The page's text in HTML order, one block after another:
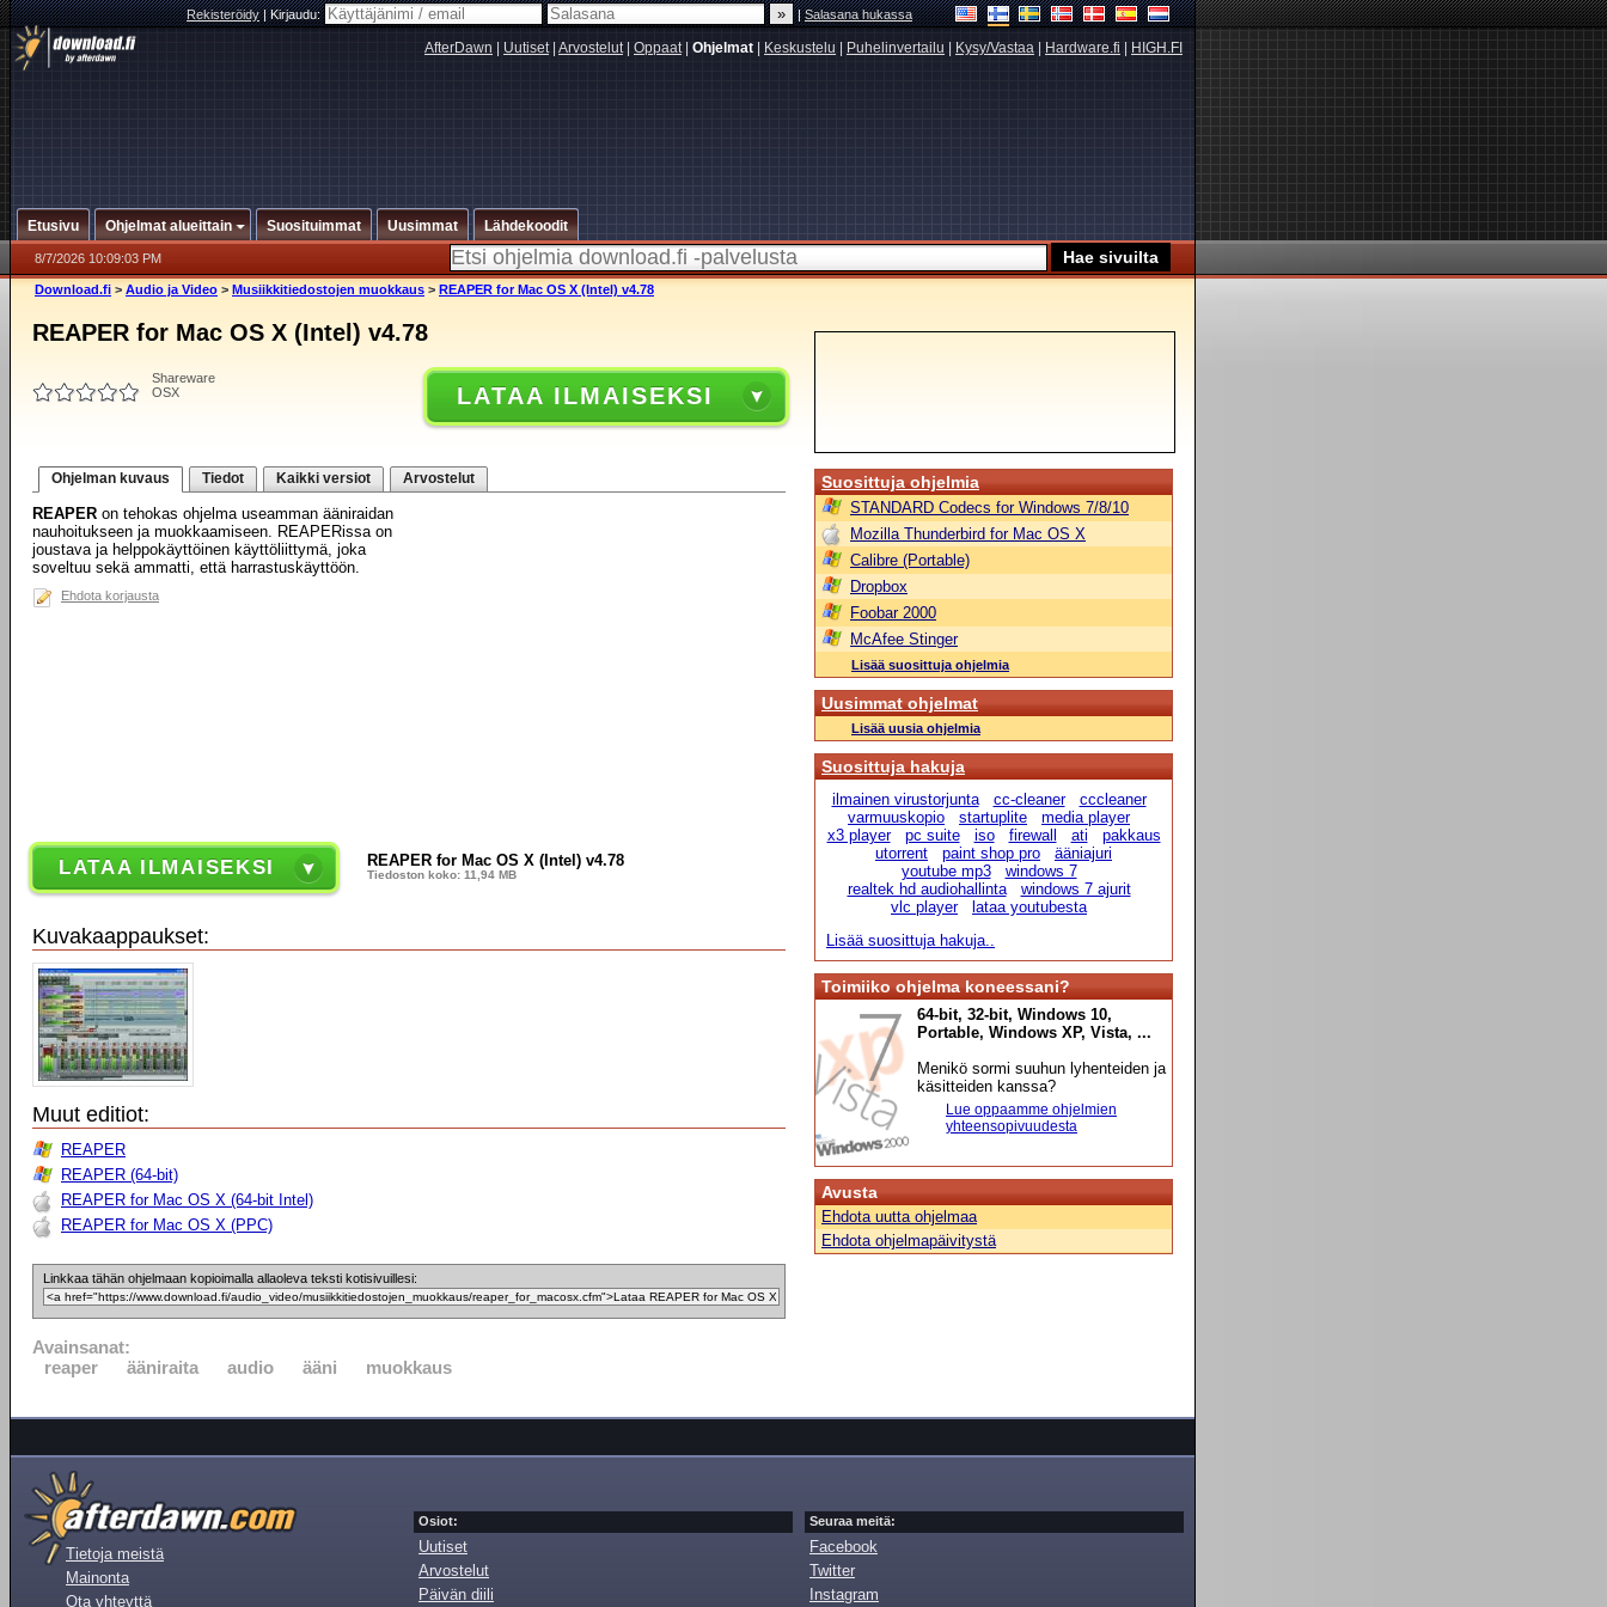
Rekisteröidy|Kirjaudu: |Salasana hukassa
AfterDawn Uutiset| Arvostelut| Oppaat| Ohjelmat Keskustelu Puhelinvertailu Kysy/Vastaa Hardware.fi HIGH.FI
Etusivu Ohjelmat alueittain Suosituimmat Uusimmat Lähdekoodit
8/7/2026 10:09:03 PM
Download.fi > Audio ja Video > Musiikkitiedostojen muokkaus > REAPER for Mac OS X (Intel) v4.78
REAPER for Mac OS X (Intel) v4.78
Shareware
OSX
LATAA ILMAISEKSI
Ohjelman kuvaus Tiedot Kaikki versiot Arvostelut
REAPER on tehokas ohjelma useamman ääniraidan
nauhoitukseen ja muokkaamiseen. REAPERissa on
joustava ja helppokäyttöinen käyttöliittymä, joka
soveltuu sekä ammatti, että harrastuskäyttöön.
Ehdota korjausta
LATAA ILMAISEKSI REAPER for Mac OS X (Intel) v4.78
Tiedoston koko: 11,94 MB
Kuvakaappaukset:
Muut editiot:
REAPER
REAPER (64-bit)
REAPER for Mac OS X (64-bit Intel)
REAPER for Mac OS X (PPC)
Linkkaa tähän ohjelmaan kopioimalla allaoleva teksti kotisivuillesi:
Avainsanat:
reaper
ääniraita audio ääni muokkaus
Suosittuja ohjelmia
STANDARD Codecs for Windows 7/8/10
Mozilla Thunderbird for Mac OS X
Calibre (Portable)
Dropbox
Foobar 2000
McAfee Stinger
Lisää suosittuja ohjelmia
Uusimmat ohjelmat
Lisää uusia ohjelmia
Suosittuja hakuja
ilmainen virustorjunta cc-cleaner
cccleaner
varmuuskopio
startuplite
media player
x3 player
pc suite iso firewall ati
pakkaus
utorrent
paint shop pro
ääniajuri
youtube mp3
windows 7
realtek hd audiohallinta
windows 7 ajurit
vlc player
lataa youtubesta
Lisää suosittuja hakuja..
Toimiiko ohjelma koneessani?
64-bit, 32-bit, Windows 10,
Portable, Windows XP, Vista, ...
Menikö sormi suuhun lyhenteiden ja
käsitteiden kanssa?
Lue oppaamme ohjelmien
yhteensopivuudesta
Avusta
Ehdota uutta ohjelmaa
Ehdota ohjelmapäivitystä
Tietoja meistä
Mainonta
Ota yhteyttä
Osiot:
Uutiset
Arvostelut
Päivän diili
Seuraa meitä:
Facebook
Twitter
Instagram